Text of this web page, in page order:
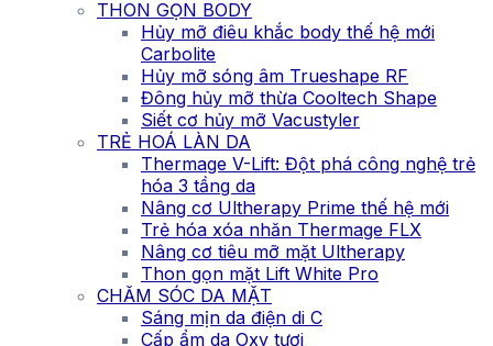
THON GỌN BODY
Hủy mỡ điêu khắc body thế hệ mới
Carbolite
Hủy mỡ sóng âm Trueshape RF
Đông hủy mỡ thừa Cooltech Shape
Siết cơ hủy mỡ Vacustyler
TRẺ HOÁ LÀN DA
Thermage V-Lift: Đột phá công nghệ trẻ
hóa 3 tầng da
Nâng cơ Ultherapy Prime thế hệ mới
Trẻ hóa xóa nhăn Thermage FLX
Nâng cơ tiêu mỡ mặt Ultherapy
Thon gọn mặt Lift White Pro
CHĂM SÓC DA MẶT
Sáng mịn da điện di C
Cấp ẩm da Oxy tươi